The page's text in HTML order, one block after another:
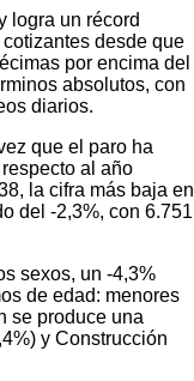
logra un récord
desde que
por encima del
absolutos, con
diarios.
que el paro ha
al año
la cifra más baja en
del -2,3%, con 6.751
sexos, un -4,3%
de edad: menores
se produce una
y Construcción